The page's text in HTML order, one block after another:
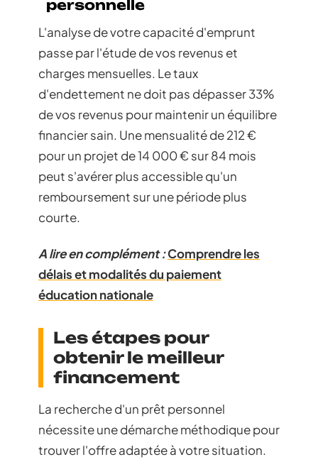
personnelle
L'analyse de votre capacité d'emprunt
passe par l'étude de vos revenus et
charges mensuelles. Le taux
d'endettement ne doit pas dépasser 33%
de vos revenus pour maintenir un équilibre
financier sain. Une mensualité de 212 €
pour un projet de 14 000 € sur 84 mois
peut s'avérer plus accessible qu'un
remboursement sur une période plus
courte.
A lire en complément :Comprendre les
délais et modalités du paiement
éducation nationale
Les étapes pour
obtenir le meilleur
financement
La recherche d'un prêt personnel
nécessite une démarche méthodique pour
trouver l'offre adaptée à votre situation.